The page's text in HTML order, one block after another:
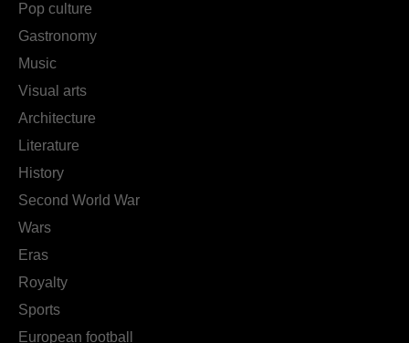
Pop culture
Gastronomy
Music
Visual arts
Architecture
Literature
History
Second World War
Wars
Eras
Royalty
Sports
European football